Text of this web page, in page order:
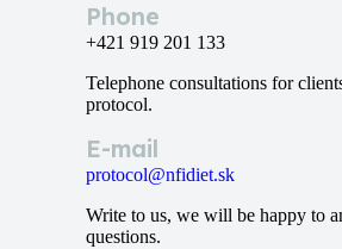
Phone
+421 919 201 133
Telephone consultations for
protocol.
E-mail
protocol@nfidiet.sk
Write to us, we will be happy to
questions.